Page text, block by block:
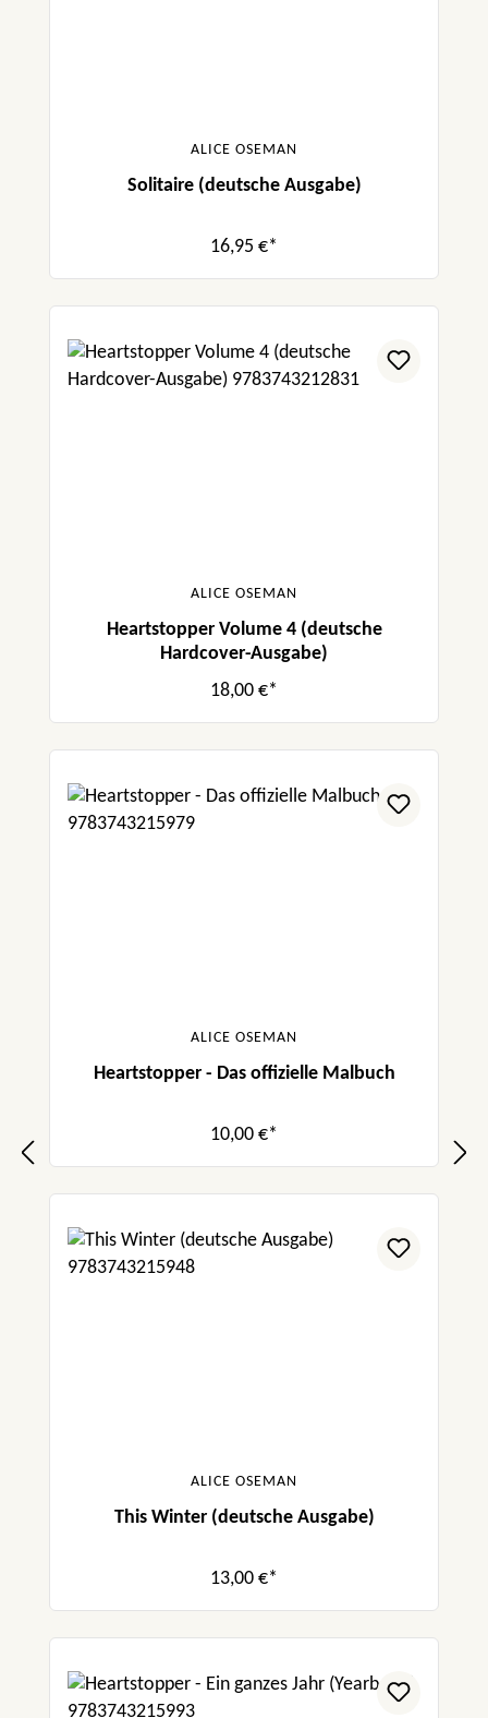
ALICE OSEMAN
Solitaire (deutsche Ausgabe)
16,95 €*
ALICE OSEMAN
Heartstopper Volume 4 (deutsche
Hardcover-Ausgabe)
18,00 €*
ALICE OSEMAN
Heartstopper - Das offizielle Malbuch
10,00 €*
ALICE OSEMAN
This Winter (deutsche Ausgabe)
13,00 €*